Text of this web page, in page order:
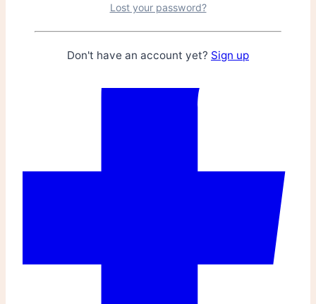
Lost your password?
Don't have an account yet? Sign up